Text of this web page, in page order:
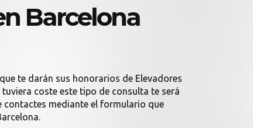
Barcelona
te darán sus honorarios de Elevadores
coste este tipo de consulta te será
contactes mediante el formulario que